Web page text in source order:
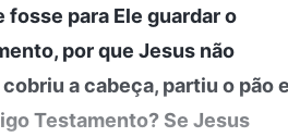
fosse para Ele guardar o
por que Jesus não
a cabeça, partiu o pão
Testamento? Se Jesus